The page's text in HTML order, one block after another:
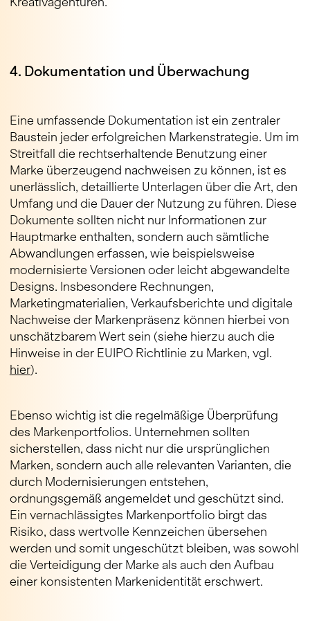
4. Dokumentation und Überwachung
Eine umfassende Dokumentation ist ein zentraler
Baustein jeder erfolgreichen Markenstrategie. Um im
Streitfall die rechtserhaltende Benutzung einer
Marke überzeugend nachweisen zu können, ist es
unerlässlich, detaillierte Unterlagen über die Art, den
Umfang und die Dauer der Nutzung zu führen. Diese
Dokumente sollten nicht nur Informationen zur
Hauptmarke enthalten, sondern auch sämtliche
Abwandlungen erfassen, wie beispielsweise
modernisierte Versionen oder leicht abgewandelte
Designs. Insbesondere Rechnungen,
Marketingmaterialien, Verkaufsberichte und digitale
Nachweise der Markenpräsenz können hierbei von
unschätzbarem Wert sein (siehe hierzu auch die
Hinweise in der EUIPO Richtlinie zu Marken, vgl.
hier).
Ebenso wichtig ist die regelmäßige Überprüfung
des Markenportfolios. Unternehmen sollten
sicherstellen, dass nicht nur die ursprünglichen
Marken, sondern auch alle relevanten Varianten, die
durch Modernisierungen entstehen,
ordnungsgemäß angemeldet und geschützt sind.
Ein vernachlässigtes Markenportfolio birgt das
Risiko, dass wertvolle Kennzeichen übersehen
werden und somit ungeschützt bleiben, was sowohl
die Verteidigung der Marke als auch den Aufbau
einer konsistenten Markenidentität erschwert.